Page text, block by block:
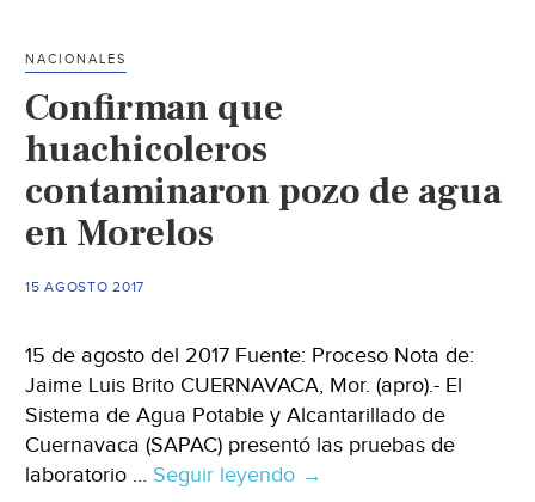
contaminada:
Ceagua
NACIONALES
Confirman que
huachicoleros
contaminaron pozo de agua
en Morelos
15 AGOSTO 2017
15 de agosto del 2017 Fuente: Proceso Nota de:
Jaime Luis Brito CUERNAVACA, Mor. (apro).- El
Sistema de Agua Potable y Alcantarillado de
Cuernavaca (SAPAC) presentó las pruebas de
laboratorio … Seguir leyendo Confirman
→